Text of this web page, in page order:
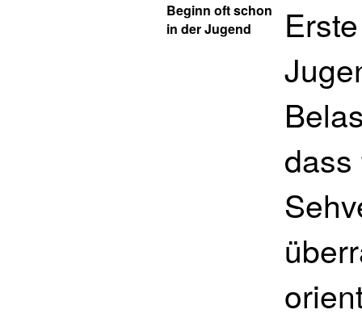
Beginn oft schon
in der Jugend